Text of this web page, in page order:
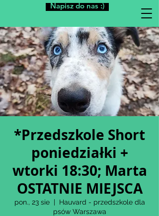
Napisz do nas :)
*Przedszkole Short
poniedziałki +
wtorki 18:30; Marta
OSTATNIE MIEJSCA
pon., 23 sie
  |
Hauvard - przedszkole dla
psów Warszawa